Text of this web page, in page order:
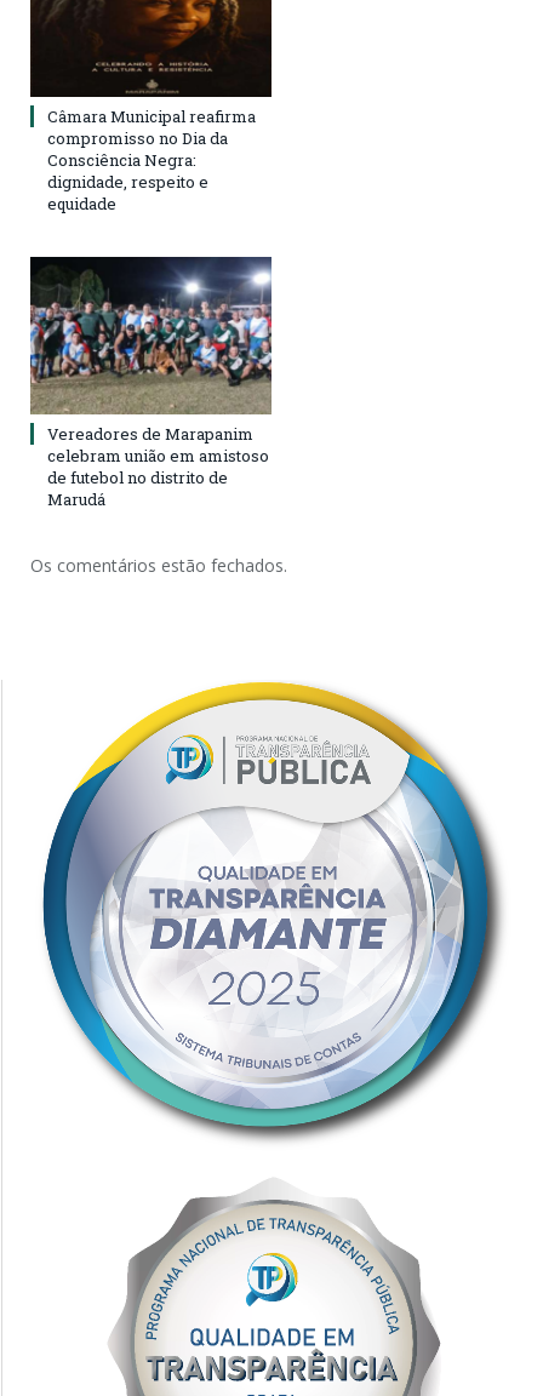
Câmara Municipal reafirma
compromisso no Dia da
Consciência Negra:
dignidade, respeito e
equidade
Vereadores de Marapanim
celebram união em amistoso
de futebol no distrito de
Marudá
Os comentários estão fechados.